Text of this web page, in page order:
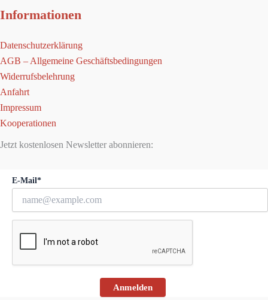
Informationen
Datenschutzerklärung
AGB – Allgemeine Geschäftsbedingungen
Widerrufsbelehrung
Anfahrt
Impressum
Kooperationen
Jetzt kostenlosen Newsletter abonnieren:
E-Mail*
Anmelden